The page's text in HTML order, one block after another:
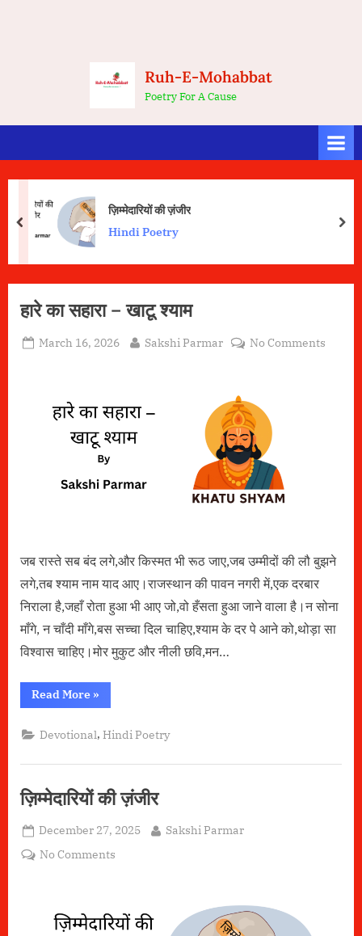
Ruh-E-Mohabbat
Poetry For A Cause
ज़िम्मेदारियों की ज़ंजीर
Hindi Poetry
prev
Blog
हारे का सहारा – खाटू श्याम
Posted
March 16, 2026 By
Sakshi Parmar No Commentson
जब रास्ते सब बंद लगे,और किस्मत भी रूठ जाए,जब उम्मीदों की लौ बुझने
लगे,तब श्याम नाम याद आए।राजस्थान की पावन नगरी में,एक दरबार
निराला है,जहाँ रोता हुआ भी आए जो,वो हँसता हुआ जाने वाला है।न सोना
माँगे, न चाँदी माँगे,बस सच्चा दिल चाहिए,श्याम के दर पे आने को,थोड़ा सा
विश्वास चाहिए।मोर मुकुट और नीली छवि,मन…
Read More“हारे
का
–
खाटू
»
Devotional,Hindi Poetry
ज़िम्मेदारियों की ज़ंजीर
Posted
on
December 27, 2025 By
Sakshi Parmar
No Comments